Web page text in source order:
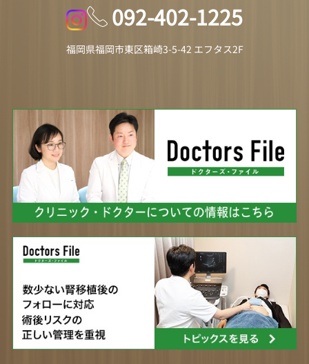
092-402-1225
福岡県福岡市東区箱崎3-5-42 エフタス2F